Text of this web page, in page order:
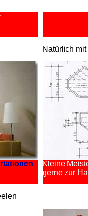
Kleine
gerne zur
Natürlich